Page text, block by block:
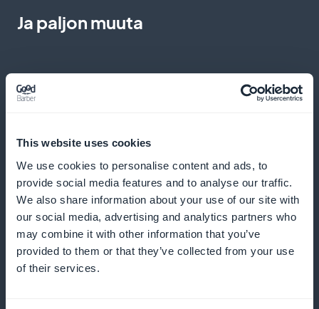
This website uses cookies
We use cookies to personalise content and ads, to
provide social media features and to analyse our traffic.
We also share information about your use of our site with
our social media, advertising and analytics partners who
may combine it with other information that you’ve
provided to them or that they’ve collected from your use
of their services.
Ja paljon muuta
Tee kursseistasi vuorovaikutteisempia selittävien
videoiden ja käytännön demonstraatioiden avulla
Lähetä push-ilmoituksia